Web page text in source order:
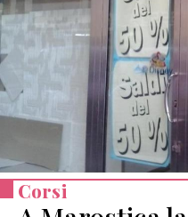
Corsi